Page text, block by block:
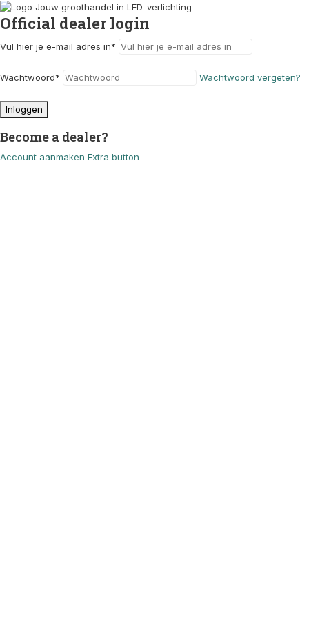
Official dealer login
Vul hier je e-mail adres in*
Wachtwoord* Wachtwoord vergeten?
Inloggen
Become a dealer?
Account aanmaken Extra button